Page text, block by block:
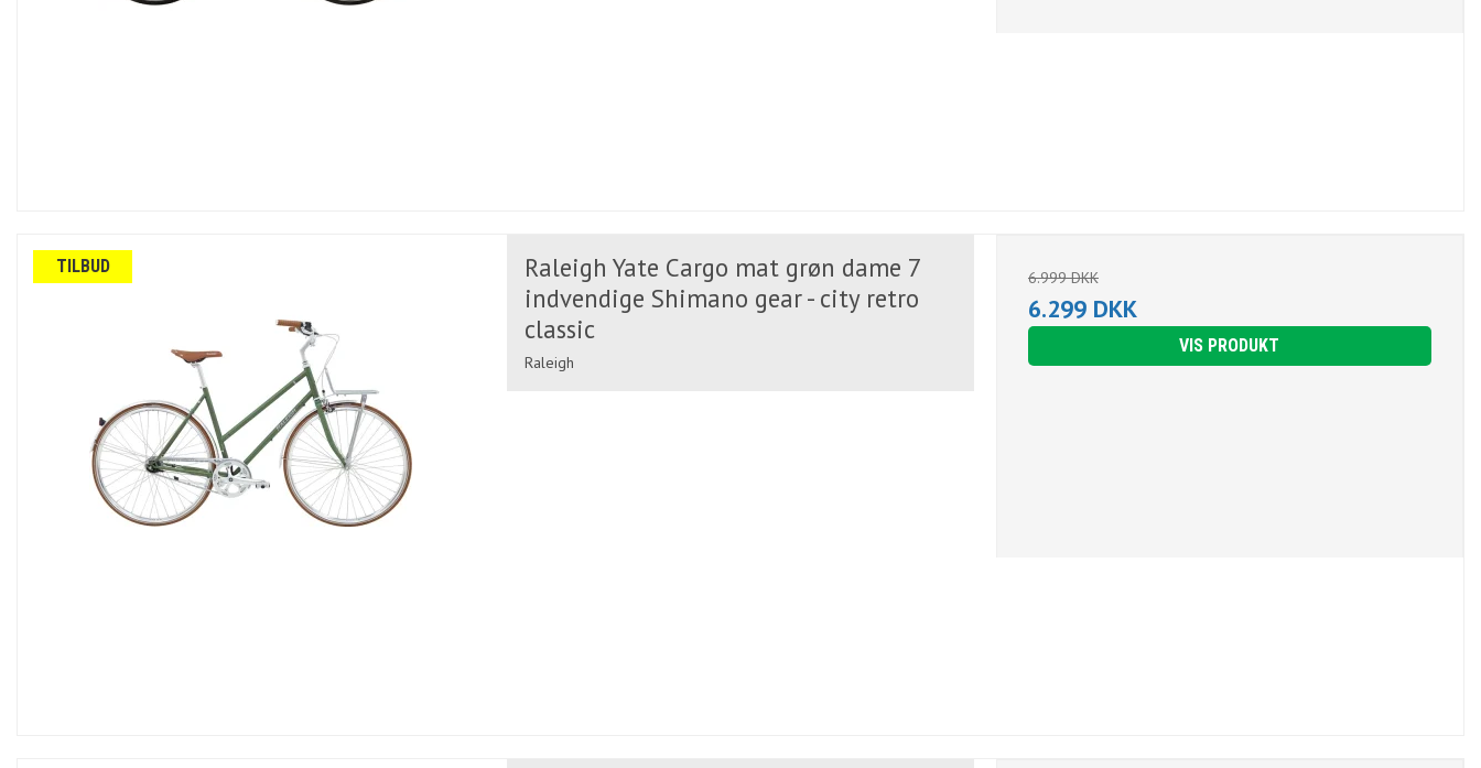
TILBUD
Raleigh Yate Cargo mat grøn dame 7
indvendige Shimano gear - city retro
classic
Raleigh
6.999 DKK
6.299 DKK
VIS PRODUKT